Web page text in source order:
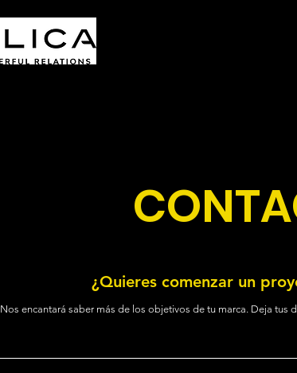
¿Quieres comenzar un
Nos encantará saber más de los objetivos de tu marca. Deja